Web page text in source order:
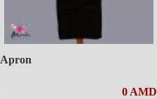
Apron
0 AMD